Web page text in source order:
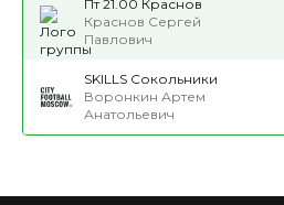
Пт 21.00 Краснов
Краснов Сергей
Павлович
SKILLS Сокольники
Воронкин Артем
Анатольевич